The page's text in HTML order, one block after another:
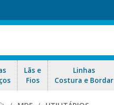
Lãs e
Fios
Linhas
Costura e Bordar